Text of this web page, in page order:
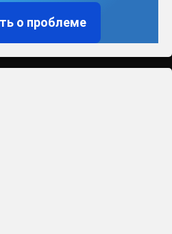
о проблеме